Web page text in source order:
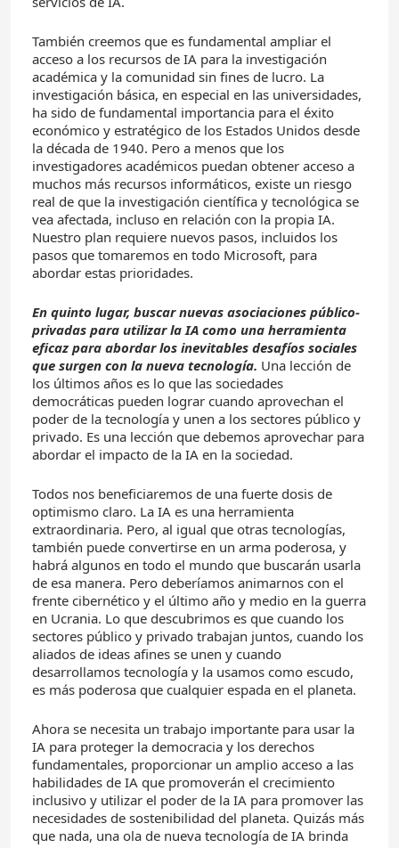
También creemos que es fundamental ampliar el
acceso a los recursos de IA para la investigación
académica y la comunidad sin fines de lucro. La
investigación básica, en especial en las universidades,
ha sido de fundamental importancia para el éxito
económico y estratégico de los Estados Unidos desde
la década de 1940. Pero a menos que los
investigadores académicos puedan obtener acceso a
muchos más recursos informáticos, existe un riesgo
real de que la investigación científica y tecnológica se
vea afectada, incluso en relación con la propia IA.
Nuestro plan requiere nuevos pasos, incluidos los
pasos que tomaremos en todo Microsoft, para
abordar estas prioridades.
En quinto lugar, buscar nuevas asociaciones público-
privadas para utilizar la IA como una herramienta
eficaz para abordar los inevitables desafíos sociales
que surgen con la nueva tecnología. Una lección de
los últimos años es lo que las sociedades
democráticas pueden lograr cuando aprovechan el
poder de la tecnología y unen a los sectores público y
privado. Es una lección que debemos aprovechar para
abordar el impacto de la IA en la sociedad.
Todos nos beneficiaremos de una fuerte dosis de
optimismo claro. La IA es una herramienta
extraordinaria. Pero, al igual que otras tecnologías,
también puede convertirse en un arma poderosa, y
habrá algunos en todo el mundo que buscarán usarla
de esa manera. Pero deberíamos animarnos con el
frente cibernético y el último año y medio en la guerra
en Ucrania. Lo que descubrimos es que cuando los
sectores público y privado trabajan juntos, cuando los
aliados de ideas afines se unen y cuando
desarrollamos tecnología y la usamos como escudo,
es más poderosa que cualquier espada en el planeta.
Ahora se necesita un trabajo importante para usar la
IA para proteger la democracia y los derechos
fundamentales, proporcionar un amplio acceso a las
habilidades de IA que promoverán el crecimiento
inclusivo y utilizar el poder de la IA para promover las
necesidades de sostenibilidad del planeta. Quizás más
que nada, una ola de nueva tecnología de IA brinda